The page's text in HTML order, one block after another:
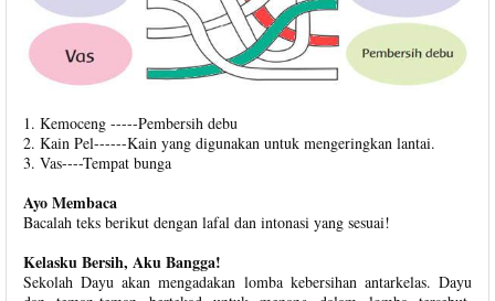
1. Kemoceng -----Pembersih debu
2. Kain Pel------Kain yang digunakan untuk mengeringkan lantai.
3. Vas----Tempat bunga
Ayo Membaca
Bacalah teks berikut dengan lafal dan intonasi yang sesuai!
Kelasku Bersih, Aku Bangga!
Sekolah Dayu akan mengadakan lomba kebersihan antarkelas. Dayu